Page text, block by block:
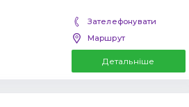
Зателефонувати
Маршрут
Детальніше